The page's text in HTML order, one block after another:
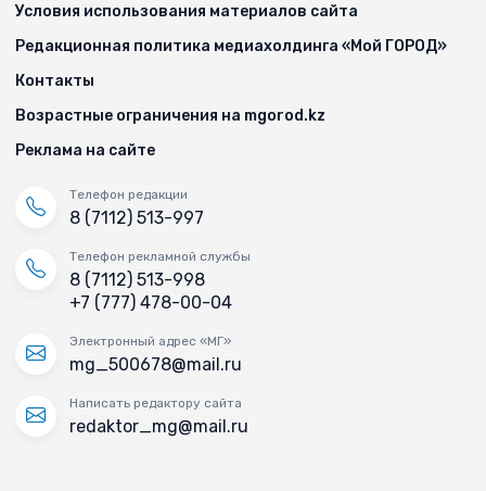
Условия использования материалов сайта
Редакционная политика медиахолдинга «Мой ГОРОД»
Контакты
Возрастные ограничения на mgorod.kz
Реклама на сайте
Телефон редакции
8 (7112) 513-997
Телефон рекламной службы
8 (7112) 513-998
+7 (777) 478-00-04
Электронный адрес «МГ»
mg_500678@mail.ru
Написать редактору сайта
redaktor_mg@mail.ru